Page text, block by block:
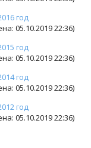
год
05.10.2019 22:36)
год
05.10.2019 22:36)
год
05.10.2019 22:36)
год
05.10.2019 22:36)